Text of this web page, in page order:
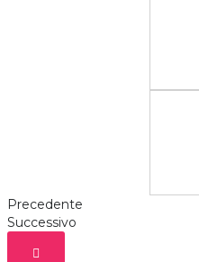
Precedente
Successivo